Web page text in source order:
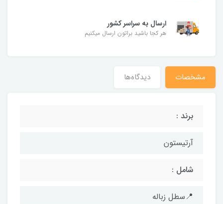
ارسال به سراسر کشور
هر کجا باشید براتون ارسال میکنیم
مشخصات دیدگاه‌ها
برند :
آرتیستون
شامل :
📍سطل زباله